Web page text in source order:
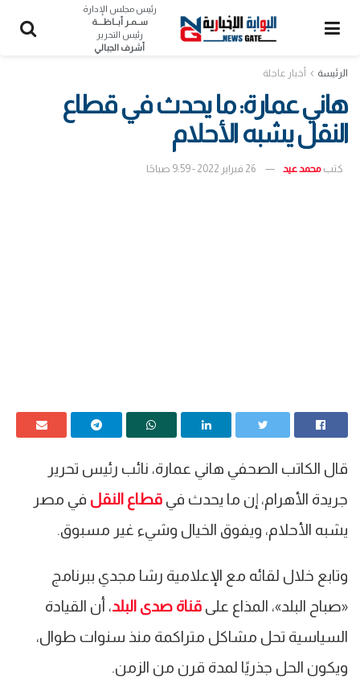
رئيس مجلس الإدارة
ســمـر أبــاظــــة
رئيس التحرير
أشرف الجبالي
الرئيسة أخبار عاجلة
هاني عمارة: ما يحدث في قطاع
النقل يشبه الأحلام
كتب محمد عيد 26 فبراير 2022 - 9:59 صباحًا
قال الكاتب الصحفي هاني عمارة، نائب رئيس تحرير
جريدة الأهرام، إن ما يحدث في قطاع النقل في مصر
يشبه الأحلام، ويفوق الخيال وشيء غير مسبوق.
وتابع خلال لقائه مع الإعلامية رشا مجدي ببرنامج
«صباح البلد»، المذاع على قناة صدى البلد، أن القيادة
السياسية تحل مشاكل متراكمة منذ سنوات طوال،
ويكون الحل جذريًا لمدة قرن من الزمن.